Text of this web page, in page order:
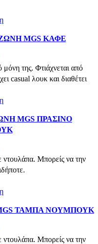
MGS ΚΑΦΕ
μόνη της. Φτιάχνεται από
casual λουκ και διαθέτει
MGS ΠΡΑΣΙΝΟ
Μπορείς να την
ΤΑΜΠΑ ΝΟΥΜΠΟΥΚ
Μπορείς να την